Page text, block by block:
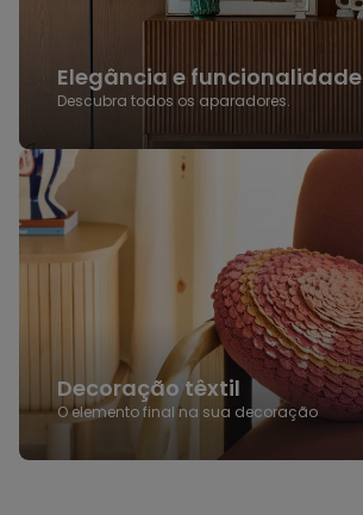
Elegância e funcionalidade
Descubra todos os aparadores.
Decoração têxtil
O elemento final na sua decoração
Decoração
têxtil